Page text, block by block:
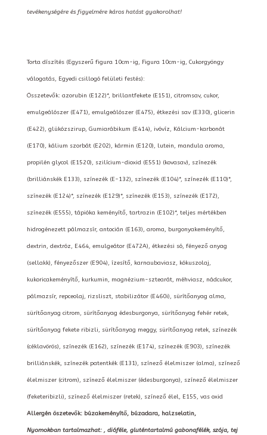
tevékenységére és figyelmére káros hatást gyakorolhat!
Torta díszítés (Egyszerű figura 10cm-ig, Figura 10cm-ig, Cukorgyöngy
válogatás, Egyedi csillogó felületi festés):
Összetevők: azorubin (E122)*, brillantfekete (E151), citromsav, cukor,
emulgeálószer (E471), emulgeálószer (E475), étkezési sav (E330), glicerin
(E422), glükózszirup, Gumiarábikum (E414), ivóvíz, Kálcium-karbonát
(E170), kálium szorbát (E202), kármin (E120), lutein, mandula aroma,
propilén glycol (E1520), szilícium-dioxid (E551) (kovasav), színezék
(brilliánskék E133), színezék (E-132), színezék (E104)*, színezék (E110)*,
színezék (E124)*, színezék (E129)*, színezék (E153), színezék (E172),
színezék (E555), tápióka keményítő, tartrazin (E102)*, teljes mértékben
hidrogénezett pálmazsír, antocián (E163), aroma, burgonyakeményítő,
dextrin, dextróz, E464, emulgeátor (E472A), étkezési só, fényező anyag
(sellakk), fényezőszer (E904), ízesítő, karnaubaviasz, kókuszolaj,
kukoricakeményítő, kurkumin, magnézium-sztearát, méhviasz, nádcukor,
pálmazsír, repceolaj, rizsliszt, stabilizátor (E460i), sürítőanyag alma,
sürítőanyag citrom, sürítőanyag édesburgonya, sürítőanyag fehér retek,
sürítőanyag fekete ribizli, sürítőanyag meggy, sürítőanyag retek, színezék
(céklavörös), színezék (E162), színezék (E174), színezék (E903), színezék
brilliánskék, színezék patentkék (E131), színező élelmiszer (alma), színező
élelmiszer (citrom), színező élelmiszer (édesburgonya), színező élelmiszer
(feketeribizli), színező élelmiszer (retek), színező élel, E155, vas oxid
Allergén öszetevők: búzakeményítő, búzadara, halzselatin,
Nyomokban tartalmazhat: , dióféle, gluténtartalmú gabonafélék, szója, tej